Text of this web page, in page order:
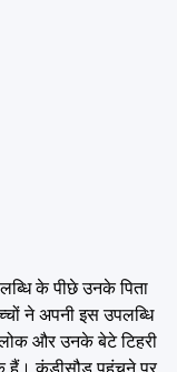
के पीछे उनके पिता
ने अपनी इस उपलब्धि
और उनके बेटे टिहरी